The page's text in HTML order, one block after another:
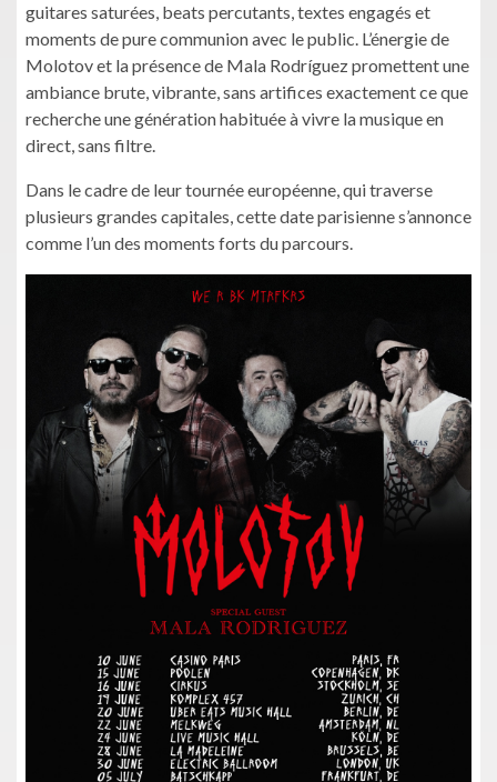
guitares saturées, beats percutants, textes engagés et
moments de pure communion avec le public. L’énergie de
Molotov et la présence de Mala Rodríguez promettent une
ambiance brute, vibrante, sans artifices exactement ce que
recherche une génération habituée à vivre la musique en
direct, sans filtre.
Dans le cadre de leur tournée européenne, qui traverse
plusieurs grandes capitales, cette date parisienne s’annonce
comme l’un des moments forts du parcours.